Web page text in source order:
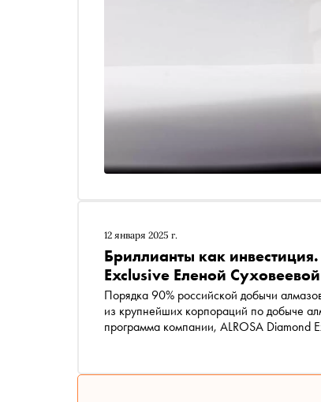
12 января 2025 г.
Бриллианты как
Exclusive Еленой Суховеевой
Порядка 90% российской добычи
из крупнейших корпораций по добыче
программа компании, ALROSA Diamond